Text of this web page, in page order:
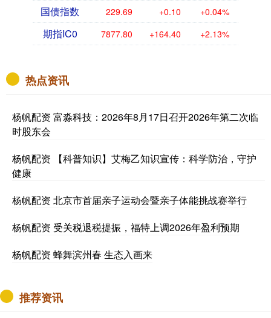
国债指数 229.69 +0.10 +0.04%
期指IC0 7877.80 +164.40 +2.13%
热点资讯
杨帆配资 富淼科技：2026年8月17日召开2026年第二次临
时股东会
杨帆配资 【科普知识】艾梅乙知识宣传：科学防治，守护
健康
杨帆配资 北京市首届亲子运动会暨亲子体能挑战赛举行
杨帆配资 受关税退税提振，福特上调2026年盈利预期
杨帆配资 蜂舞滨州春 生态入画来
推荐资讯